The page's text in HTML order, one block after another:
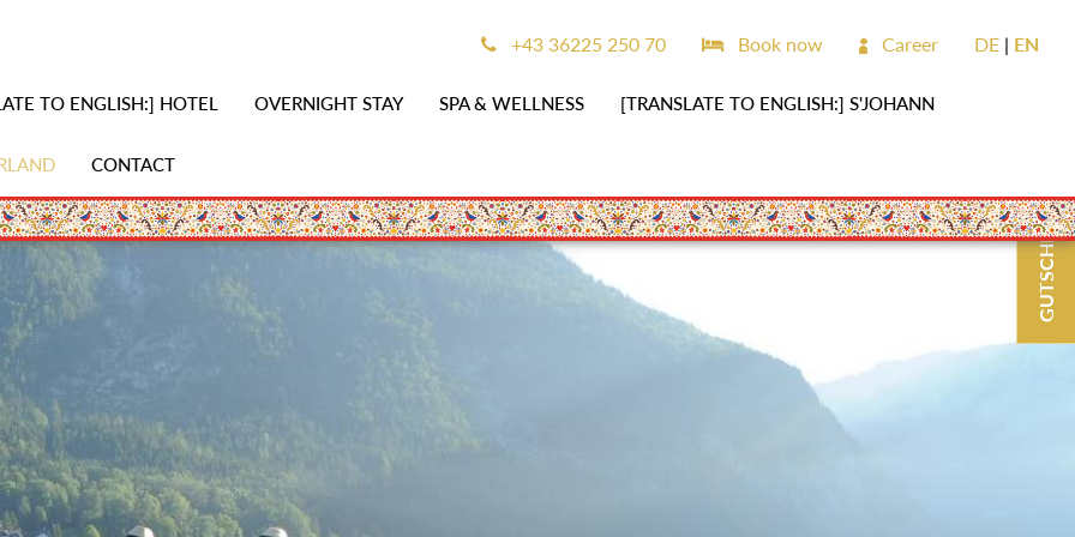
TO ENGLISH:] HOTEL OVERNIGHT STAY SPA & WELLNESS [TRANSLATE TO ENGLISH:] S'JOHANN
CONTACT
+43 36225 250 70 Book now Career DE EN
GUTSCHEINE